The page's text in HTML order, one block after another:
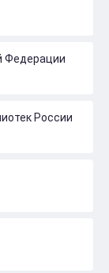
Федерации
России